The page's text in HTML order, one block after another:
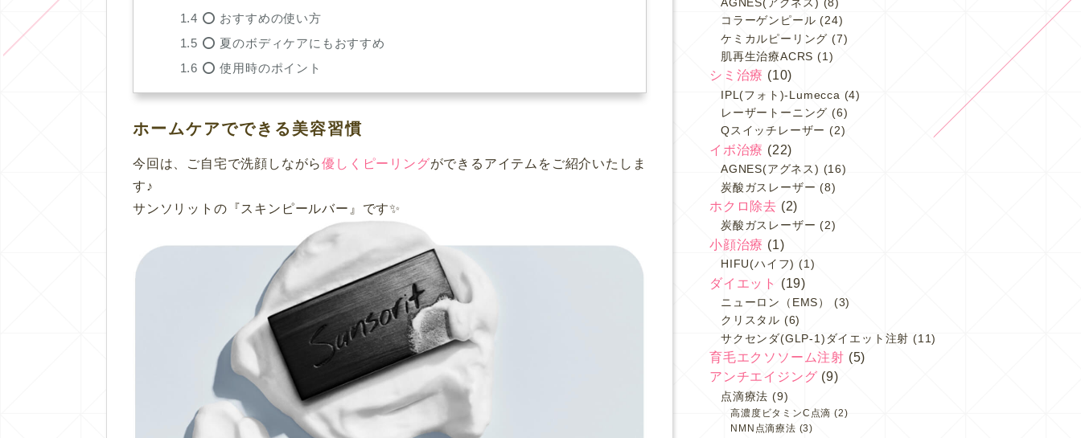
1.4 ⭕️ おすすめの使い方
1.5 ⭕️ 夏のボディケアにもおすすめ
1.6 ⭕️ 使用時のポイント
ホームケアでできる美容習慣
今回は、ご自宅で洗顔しながら優しくピーリングができるアイテムをご紹介いたしま
す♪
サンソリットの『スキンピールバー』です✨
コラーゲンピール (24)
ケミカルピーリング (7)
肌再生治療ACRS (1)
シミ治療 (10)
IPL(フォト)-Lumecca (4)
レーザートーニング (6)
Qスイッチレーザー (2)
イボ治療 (22)
AGNES(アグネス) (16)
炭酸ガスレーザー (8)
ホクロ除去 (2)
炭酸ガスレーザー (2)
小顔治療 (1)
HIFU(ハイフ) (1)
ダイエット (19)
ニューロン（EMS）
(3)
クリスタル (6)
サクセンダ(GLP-1)ダイエット注射 (11)
育毛エクソソーム注射 (5)
アンチエイジング (9)
点滴療法 (9)
高濃度ビタミンC点滴 (2)
NMN点滴療法 (3)